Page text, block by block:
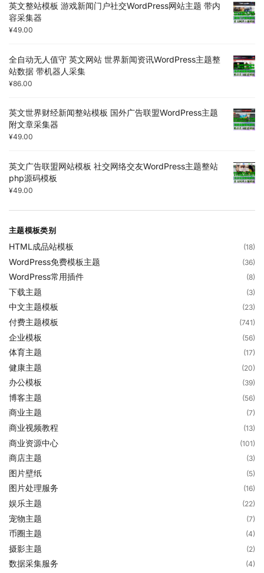
英文整站模板 游戏新闻门户社交WordPress网站主题 带内
容采集器
¥49.00
全自动无人值守 英文网站 世界新闻资讯WordPress主题整
站数据 带机器人采集
¥86.00
英文世界财经新闻整站模板 国外广告联盟WordPress主题
附文章采集器
¥49.00
英文广告联盟网站模板 社交网络交友WordPress主题整站
php源码模板
¥49.00
主题模板类别
HTML成品站模板 (18)
WordPress免费模板主题 (36)
WordPress常用插件 (8)
下载主题 (3)
中文主题模板 (23)
付费主题模板 (741)
企业模板 (56)
体育主题 (17)
健康主题 (20)
办公模板 (39)
博客主题 (56)
商业主题 (7)
商业视频教程 (13)
商业资源中心 (101)
商店主题 (3)
图片壁纸 (5)
图片处理服务 (16)
娱乐主题 (22)
宠物主题 (7)
币圈主题 (4)
摄影主题 (2)
数据采集服务 (4)